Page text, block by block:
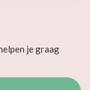
je graag